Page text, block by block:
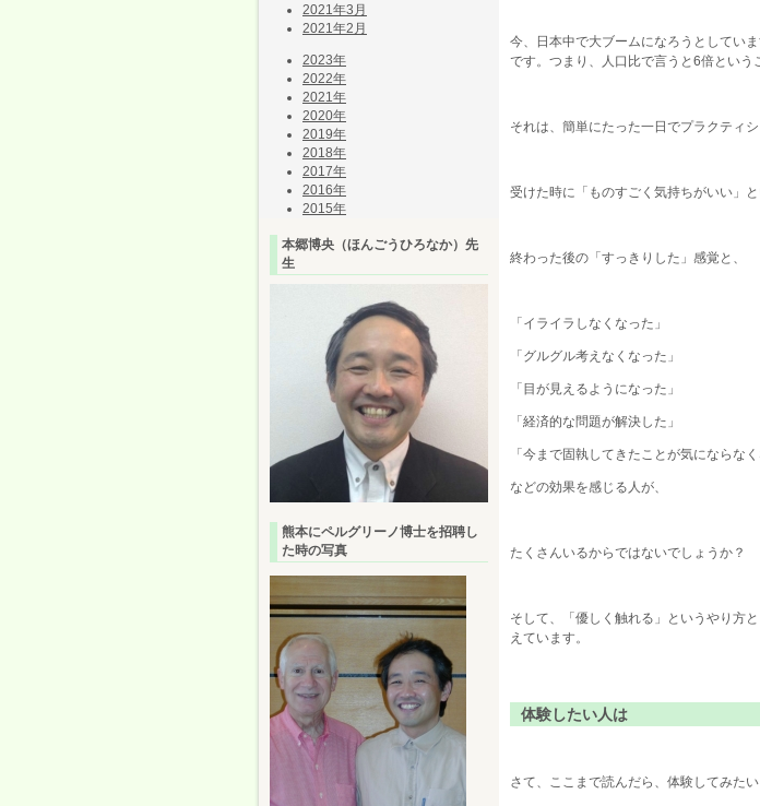
2021年3月
2021年2月
2023年
2022年
2021年
2020年
2019年
2018年
2017年
2016年
2015年
本郷博央（ほんごうひろなか）先
生
熊本にペルグリーノ博士を招聘し
た時の写真
今、日本中で大ブームになろうとしてい
です。つまり、人口比で言うと6倍という
それは、簡単にたった一日でプラクティシ
受けた時に「ものすごく気持ちがいい」と
終わった後の「すっきりした」感覚と、
「イライラしなくなった」
「グルグル考えなくなった」
「目が見えるようになった」
「経済的な問題が解決した」
「今まで固執してきたことが気にならなく
などの効果を感じる人が、
たくさんいるからではないでしょうか？
そして、「優しく触れる」というやり方
えています。
体験したい人は
さて、ここまで読んだら、体験してみた